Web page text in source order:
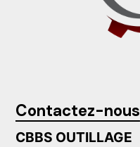
Contactez-nous
CBBS OUTILLAGE